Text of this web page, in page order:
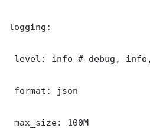
logging:
level: info # debug,
format: json
max_size: 100M